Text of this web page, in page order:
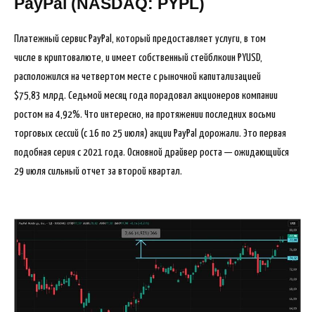
Платежный сервис PayPal, который предоставляет услуги, в том
числе в криптовалюте, и имеет собственный стейблкоин PYUSD,
расположился на четвертом месте с рыночной капитализацией
$75,83 млрд. Седьмой месяц года порадовал акционеров компании
ростом на 4,92%. Что интересно, на протяжении последних восьми
торговых сессий (с 16 по 25 июля) акции PayPal дорожали. Это первая
подобная серия с 2021 года. Основной драйвер роста — ожидающийся
29 июля сильный отчет за второй квартал.